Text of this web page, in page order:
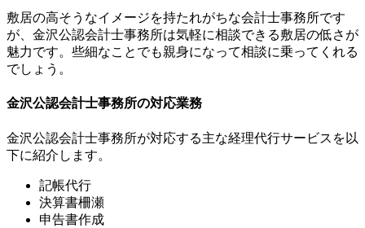
敷居の高そうなイメージを持たれがちな会計士事務所です
が、金沢公認会計士事務所は気軽に相談できる敷居の低さが
魅力です。些細なことでも親身になって相談に乗ってくれる
でしょう。
金沢公認会計士事務所の対応業務
金沢公認会計士事務所が対応する主な経理代行サービスを以
下に紹介します。
記帳代行
決算書柵瀬
申告書作成